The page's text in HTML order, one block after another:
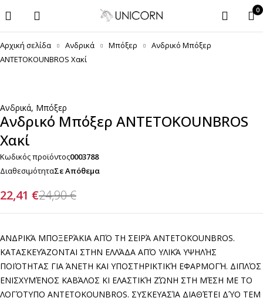
0
Αρχική σελίδα Ανδρικά Μπόξερ
Ανδρικό Μπόξερ
ANTETOKOUNBROS Χακί
Ανδρικά, Μπόξερ
Ανδρικό Μπόξερ ANTETOKOUNBROS
Χακί
Κωδικός προϊόντος0003788
ΔιαθεσιμότηταΣε Απόθεμα
24,90€
22,41 €
ΑΝΔΡΙΚΆ ΜΠΟΞΕΡΆΚΙΑ ΑΠΌ ΤΗ ΣΕΙΡΆ ANTETOKOUNBROS.
ΚΑΤΑΣΚΕΥΆΖΟΝΤΑΙ ΣΤΗΝ ΕΛΛΆΔΑ ΑΠΌ ΥΛΙΚΆ ΥΨΗΛΉΣ
ΠΟΙΌΤΗΤΑΣ ΓΙΑ ΆΝΕΤΗ ΚΑΙ ΥΠΟΣΤΗΡΙΚΤΙΚΉ ΕΦΑΡΜΟΓΉ. ΔΙΠΛΌΣ
ΕΝΙΣΧΥΜΈΝΟΣ ΚΑΒΆΛΟΣ ΚΙ ΕΛΑΣΤΙΚΉ ΖΏΝΗ ΣΤΗ ΜΈΣΗ ΜΕ ΤΟ
ΛΟΓΌΤΥΠΟ ANTETOKOUNBROS. ΣΥΣΚΕΥΑΣΊΑ ΔΙΑΘΈΤΕΙ ΔΎΟ ΤΕΜ